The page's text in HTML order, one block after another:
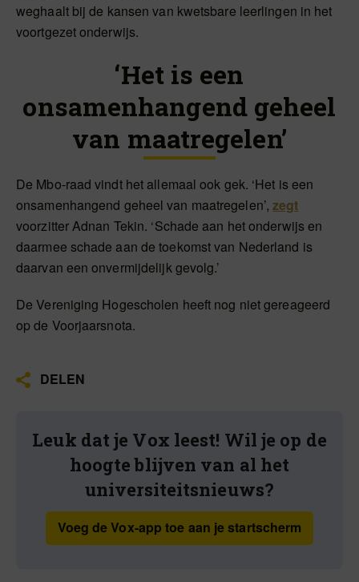
weghaalt bij de kansen van kwetsbare leerlingen in het
voortgezet onderwijs.
‘Het is een
onsamenhangend geheel
van maatregelen’
De Mbo-raad vindt het allemaal ook gek. ‘Het is een
onsamenhangend geheel van maatregelen’,zegt
voorzitter Adnan Tekin. ‘Schade aan het onderwijs en
daarmee schade aan de toekomst van Nederland is
daarvan een onvermijdelijk gevolg.’
De Vereniging Hogescholen heeft nog niet gereageerd
op de Voorjaarsnota.
DELEN
Leuk dat je Vox leest! Wil je op de
hoogte blijven van al het
universiteitsnieuws?
Voeg de Vox-app toe aan je startscherm